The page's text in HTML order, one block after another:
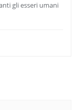
gli esseri umani